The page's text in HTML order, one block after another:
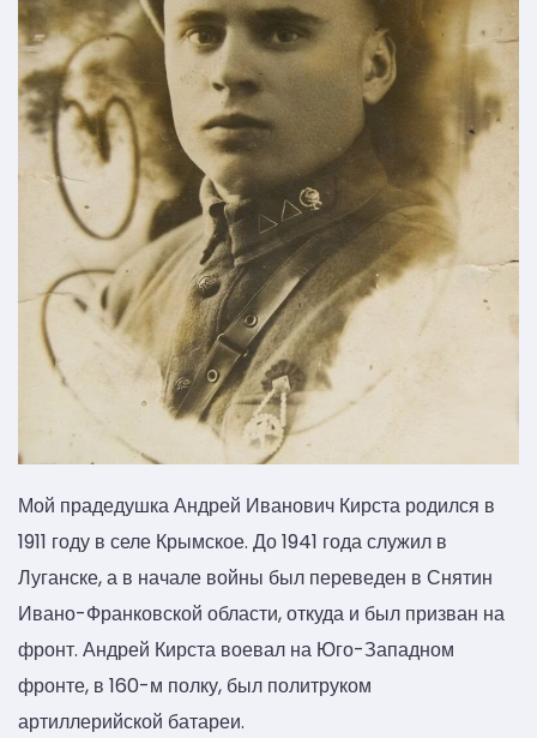
Мой прадедушка Андрей Иванович Кирста родился в
1911 году в селе Крымское. До 1941 года служил в
Луганске, а в начале войны был переведен в Снятин
Ивано-Франковской области, откуда и был призван на
фронт. Андрей Кирста воевал на Юго-Западном
фронте, в 160-м полку, был политруком
артиллерийской батареи.